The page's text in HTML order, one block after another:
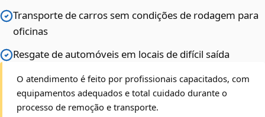
Transporte de carros sem condições de rodagem para
oficinas
Resgate de automóveis em locais de difícil saída
O atendimento é feito por profissionais capacitados, com
equipamentos adequados e total cuidado durante o
processo de remoção e transporte.